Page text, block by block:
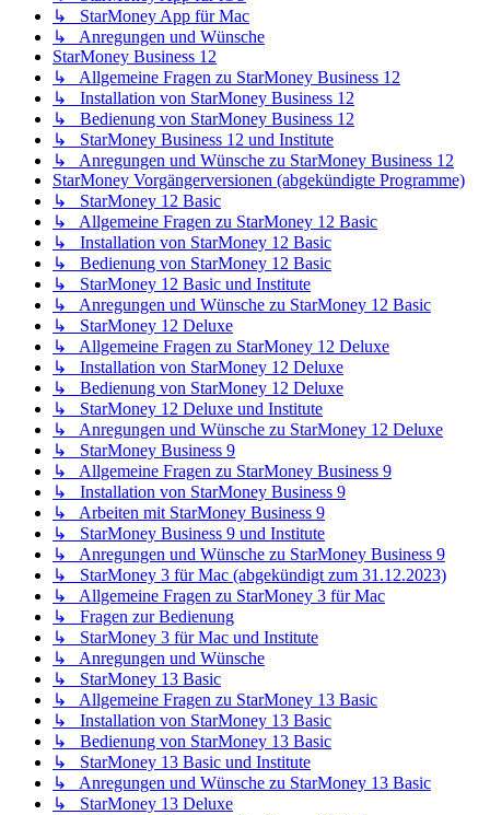
↳ StarMoney App für Mac
↳ Anregungen und Wünsche
StarMoney Business 12
↳ Allgemeine Fragen zu StarMoney Business 12
↳ Installation von StarMoney Business 12
↳ Bedienung von StarMoney Business 12
↳ StarMoney Business 12 und Institute
↳ Anregungen und Wünsche zu StarMoney Business 12
StarMoney Vorgängerversionen (abgekündigte Programme)
↳ StarMoney 12 Basic
↳ Allgemeine Fragen zu StarMoney 12 Basic
↳ Installation von StarMoney 12 Basic
↳ Bedienung von StarMoney 12 Basic
↳ StarMoney 12 Basic und Institute
↳ Anregungen und Wünsche zu StarMoney 12 Basic
↳ StarMoney 12 Deluxe
↳ Allgemeine Fragen zu StarMoney 12 Deluxe
↳ Installation von StarMoney 12 Deluxe
↳ Bedienung von StarMoney 12 Deluxe
↳ StarMoney 12 Deluxe und Institute
↳ Anregungen und Wünsche zu StarMoney 12 Deluxe
↳ StarMoney Business 9
↳ Allgemeine Fragen zu StarMoney Business 9
↳ Installation von StarMoney Business 9
↳ Arbeiten mit StarMoney Business 9
↳ StarMoney Business 9 und Institute
↳ Anregungen und Wünsche zu StarMoney Business 9
↳ StarMoney 3 für Mac (abgekündigt zum 31.12.2023)
↳ Allgemeine Fragen zu StarMoney 3 für Mac
↳ Fragen zur Bedienung
↳ StarMoney 3 für Mac und Institute
↳ Anregungen und Wünsche
↳ StarMoney 13 Basic
↳ Allgemeine Fragen zu StarMoney 13 Basic
↳ Installation von StarMoney 13 Basic
↳ Bedienung von StarMoney 13 Basic
↳ StarMoney 13 Basic und Institute
↳ Anregungen und Wünsche zu StarMoney 13 Basic
↳ StarMoney 13 Deluxe